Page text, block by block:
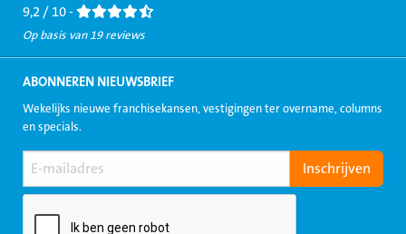
9,2 / 10 -
Op basis van 19 reviews
ABONNEREN NIEUWSBRIEF
Wekelijks nieuwe franchisekansen, vestigingen ter overname, columns
en specials.